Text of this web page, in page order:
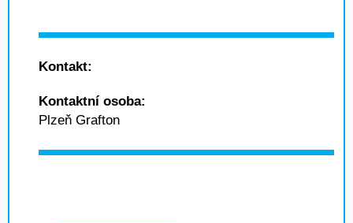
Kontakt:
Kontaktní osoba:
Plzeň Grafton